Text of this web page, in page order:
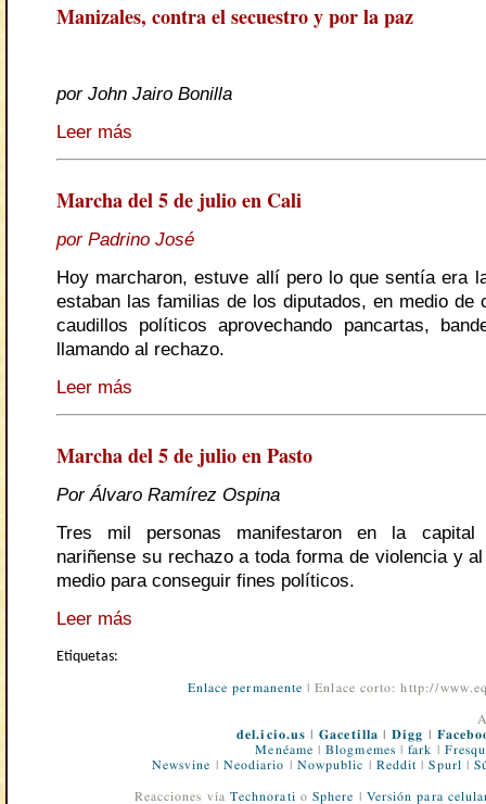
Manizales, contra el secuestro y por la paz
por John Jairo Bonilla
Leer más
Marcha del 5 de julio en Cali
por Padrino José
Hoy marcharon, estuve allí pero lo que sentía era
estaban las familias de los diputados, en medio de
caudillos políticos aprovechando pancartas,
llamando al rechazo.
Leer más
Marcha del 5 de julio en Pasto
Por Álvaro Ramírez Ospina
Tres mil personas manifestaron en la capital
nariñense su rechazo a toda forma de violencia y
medio para conseguir fines políticos.
Leer más
Etiquetas:
Enlace permanente | Enlace corto: http://
del.icio.us |Gacetilla |Digg |
Menéame |Blogmemes |fark |
Newsvine | Neodiario | Nowpublic | Reddit |Spurl |
Reacciones vía Technorati o Sphere | Versión para